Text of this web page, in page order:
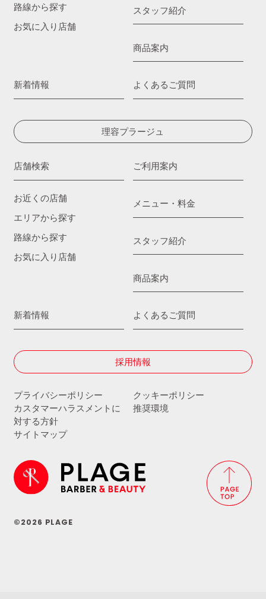
路線から探す
お気に入り店舗
スタッフ紹介
商品案内
新着情報 よくあるご質問
理容プラージュ
店舗検索
お近くの店舗
エリアから探す
路線から探す
お気に入り店舗
ご利用案内
メニュー・料金
スタッフ紹介
商品案内
新着情報 よくあるご質問
採用情報
プライバシーポリシー
クッキーポリシー
カスタマーハラスメントに
対する方針
推奨環境
サイトマップ
©2026 PLAGE